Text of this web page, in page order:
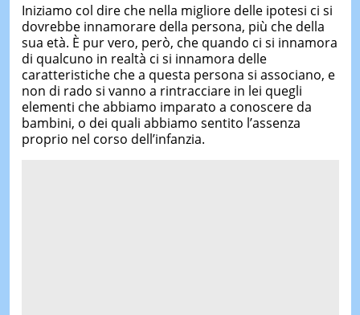
Iniziamo col dire che nella migliore delle ipotesi ci si
dovrebbe innamorare della persona, più che della
sua età. È pur vero, però, che quando ci si innamora
di qualcuno in realtà ci si innamora delle
caratteristiche che a questa persona si associano, e
non di rado si vanno a rintracciare in lei quegli
elementi che abbiamo imparato a conoscere da
bambini, o dei quali abbiamo sentito l’assenza
proprio nel corso dell’infanzia.